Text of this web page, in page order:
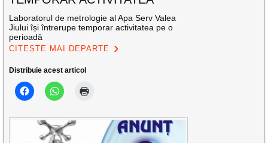
Laboratorul de metrologie al Apa Serv Valea
Jiului își întrerupe temporar activitatea pe o
perioadă
CITEȘTE MAI DEPARTE
Distribuie acest articol